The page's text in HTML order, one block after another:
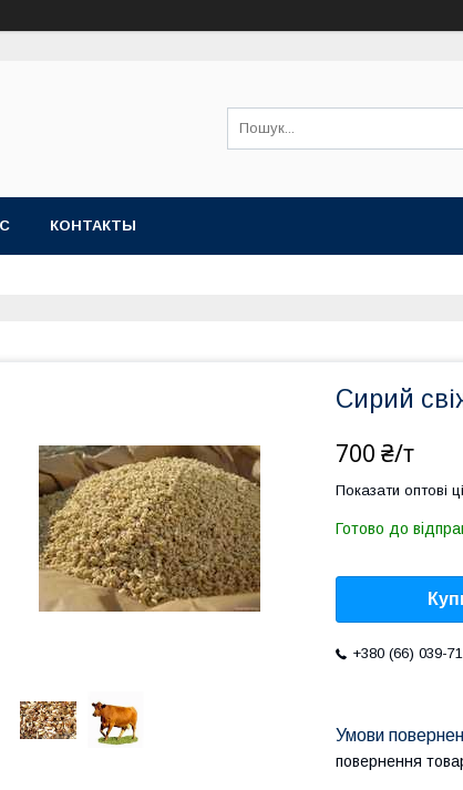
КОНТАКТЫ
Сирий
700 ₴/т
Показати оптові
Готово до
+380 (66) 039-
повернення